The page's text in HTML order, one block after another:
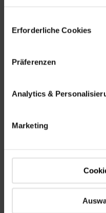
Erforderliche Cookies
Präferenzen
Analytics &
Marketing
genommen und
Ja, ich möchte gerne
im Rahmen von